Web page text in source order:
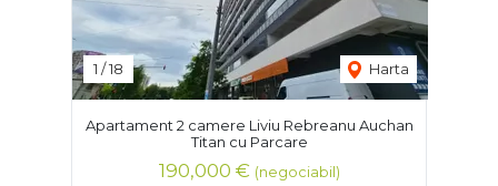
1 /18 Harta
Apartament 2 camere Liviu Rebreanu Auchan
Titan cu Parcare
190,000 € (negociabil)